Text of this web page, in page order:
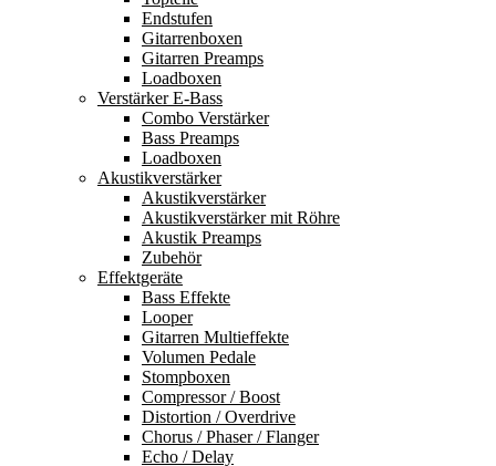
Endstufen
Gitarrenboxen
Gitarren Preamps
Loadboxen
Verstärker E-Bass
Combo Verstärker
Bass Preamps
Loadboxen
Akustikverstärker
Akustikverstärker
Akustikverstärker mit Röhre
Akustik Preamps
Zubehör
Effektgeräte
Bass Effekte
Looper
Gitarren Multieffekte
Volumen Pedale
Stompboxen
Compressor / Boost
Distortion / Overdrive
Chorus / Phaser / Flanger
Echo / Delay